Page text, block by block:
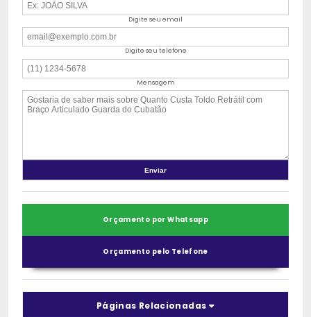
Digite seu email
Digite seu telefone
Mensagem
Orçamento por Whatsapp
Orçamento pelo Telefone
Páginas Relacionadas